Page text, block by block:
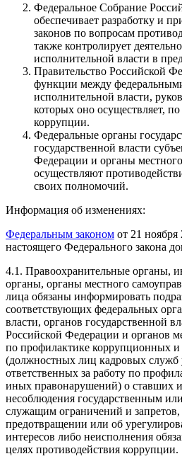
Федеральное Собрание
обеспечивает разработку и
законов по вопросам
также контролирует
исполнительной власти в
Правительство Российской
функции между
исполнительной власти,
которых оно осуществляет,
коррупции.
Федеральные органы
государственной власти
Федерации и органы
осуществляют
своих полномочий.
Информация об изменениях:
Федеральным законом от 21 ноября
настоящего Федерального закона
4.1. Правоохранительные органы,
органы, органы местного
лица обязаны информировать
соответствующих федеральных
власти, органов государственной
Российской Федерации и органов
по профилактике коррупционных
(должностных лиц кадровых служб
ответственных за работу по
иных правонарушений) о ставших
несоблюдения государственным
служащим ограничений и запретов,
предотвращении или об
интересов либо неисполнения
целях противодействия коррупции.